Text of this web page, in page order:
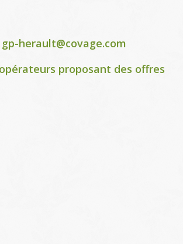
herault@covage.com
proposant des offres